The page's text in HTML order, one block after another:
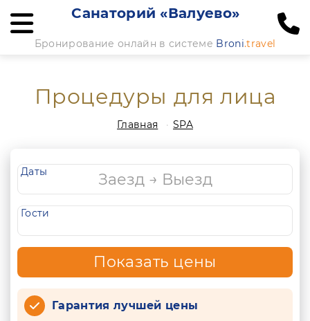
Санаторий «Валуево»
Бронирование онлайн в системе Broni.travel
Процедуры для лица
Главная SPA
Даты
Гости
Показать цены
Гарантия лучшей цены